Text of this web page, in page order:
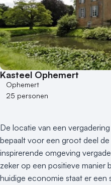
Kasteel Ophemert
Ophemert
25 personen
De locatie van een
bepaalt voor een groot deel
inspirerende omgeving
zeker op een positieve manier
huidige economie staat er een